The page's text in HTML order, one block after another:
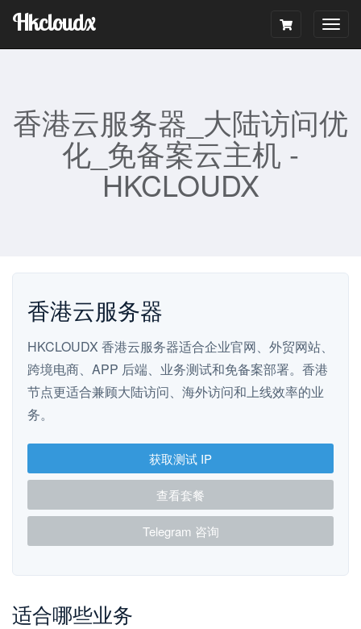
Hkcloudx
香港云服务器_大陆访问优
化_免备案云主机 -
HKCLOUDX
香港云服务器
HKCLOUDX 香港云服务器适合企业官网、外贸网站、
跨境电商、APP 后端、业务测试和免备案部署。香港
节点更适合兼顾大陆访问、海外访问和上线效率的业
务。
获取测试 IP
查看套餐
Telegram 咨询
适合哪些业务